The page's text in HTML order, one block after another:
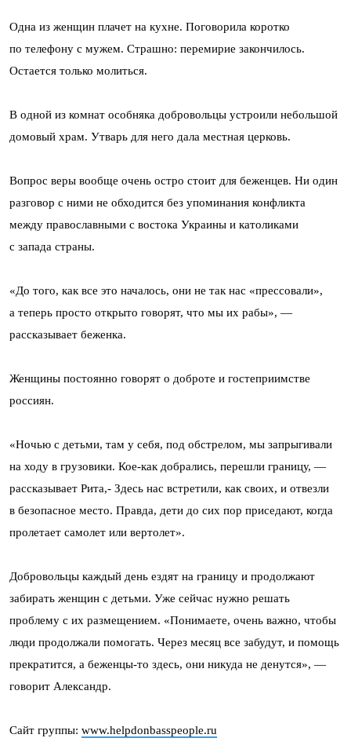
Одна из женщин плачет на кухне. Поговорила коротко
по телефону с мужем. Страшно: перемирие закончилось.
Остается только молиться.
В одной из комнат особняка добровольцы устроили небольшой
домовый храм. Утварь для него дала местная церковь.
Вопрос веры вообще очень остро стоит для беженцев. Ни один
разговор с ними не обходится без упоминания конфликта
между православными с востока Украины и католиками
с запада страны.
«До того, как все это началось, они не так нас «прессовали»,
а теперь просто открыто говорят, что мы их рабы», —
рассказывает беженка.
Женщины постоянно говорят о доброте и гостеприимстве
россиян.
«Ночью с детьми, там у себя, под обстрелом, мы запрыгивали
на ходу в грузовики. Кое-как добрались, перешли границу, —
рассказывает Рита,- Здесь нас встретили, как своих, и отвезли
в безопасное место. Правда, дети до сих пор приседают, когда
пролетает самолет или вертолет».
Добровольцы каждый день ездят на границу и продолжают
забирать женщин с детьми. Уже сейчас нужно решать
проблему с их размещением. «Понимаете, очень важно, чтобы
люди продолжали помогать. Через месяц все забудут, и помощь
прекратится, а беженцы-то здесь, они никуда не денутся», —
говорит Александр.
Сайт группы: www.helpdonbasspeople.ru